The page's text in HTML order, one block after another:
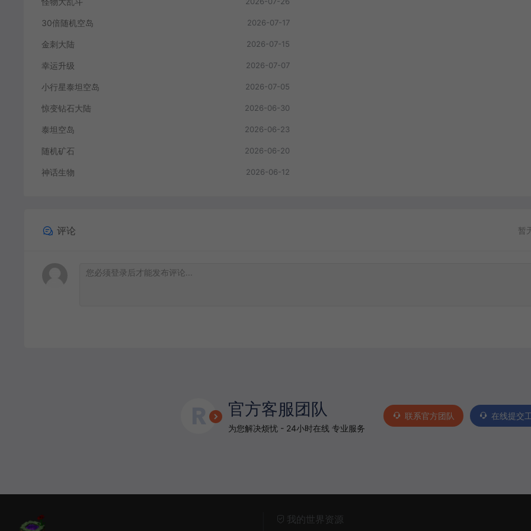
30倍随机空岛 2026-07-17
金刺大陆 2026-07-15
幸运升级 2026-07-07
小行星泰坦空岛 2026-07-05
惊变钻石大陆 2026-06-30
泰坦空岛 2026-06-23
随机矿石 2026-06-20
神话生物 2026-06-12
评论 暂
官方客服团队
为您解决烦忧 - 24小时在线 专业服务
联系官方团队 在线提交
我的世界资源